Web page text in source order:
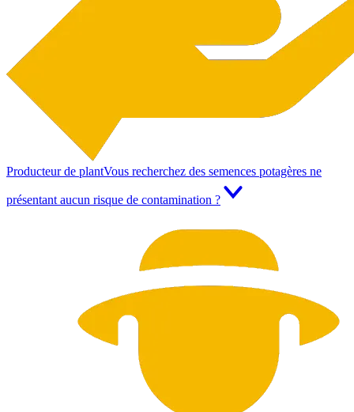
Producteur de plantVous recherchez des semences potagères ne
présentant aucun risque de contamination ?